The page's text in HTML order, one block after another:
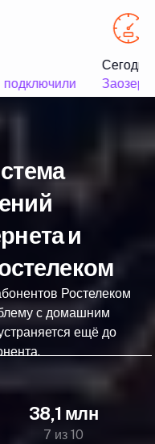
Сегодня
и
Ростелеком
с домашним
ещё до
38,1 млн
7 из 10